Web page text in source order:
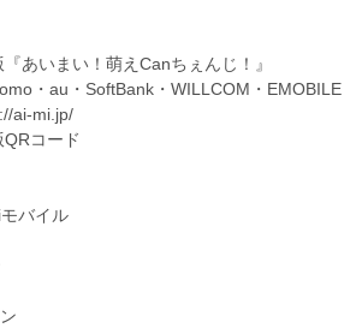
あいまい！萌えCanちぇんじ！』
・SoftBank・WILLCOM・EMOBILE
mi.jp/
コード
バイル